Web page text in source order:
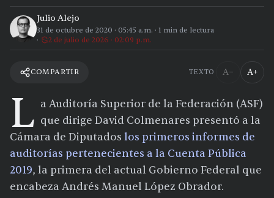
Julio Alejo
31 de octubre de 2020 · 05:45 a.m. · 1 min de lectura
2 de julio de 2026 · 02:09 p.m.
COMPARTIR TEXTO A− A+
L a Auditoría Superior de la Federación (ASF)
que dirige David Colmenares presentó a la
Cámara de Diputados los primeros informes de
auditorías pertenecientes a la Cuenta Pública
2019, la primera del actual Gobierno Federal que
encabeza Andrés Manuel López Obrador.